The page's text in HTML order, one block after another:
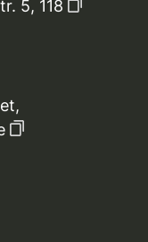
5, 118